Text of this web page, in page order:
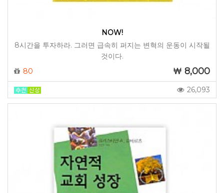
NOW!
8시간을 투자하라. 그러면 급속히 퍼지는 변혁의 운동이 시작될
것이다.
80
8,000
26,093